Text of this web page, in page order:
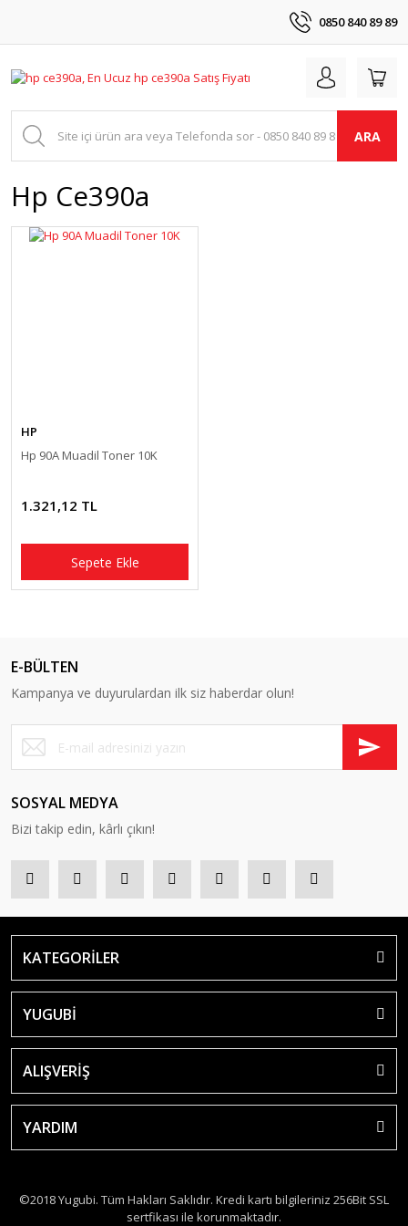
0850 840 89 89
ARA
Hp Ce390a
HP
Hp 90A Muadil Toner 10K
1.321,12 TL
Sepete Ekle
E-BÜLTEN
Kampanya ve duyurulardan ilk siz haberdar olun!
SOSYAL MEDYA
Bizi takip edin, kârlı çıkın!
KATEGORİLER
YUGUBİ
ALIŞVERİŞ
YARDIM
©2018 Yugubi. Tüm Hakları Saklıdır. Kredi kartı bilgileriniz 256Bit SSL
sertfikası ile korunmaktadır.